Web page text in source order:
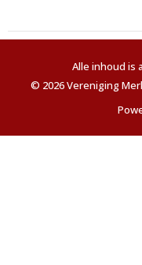
Alle inhoud is
© 2026 Vereniging